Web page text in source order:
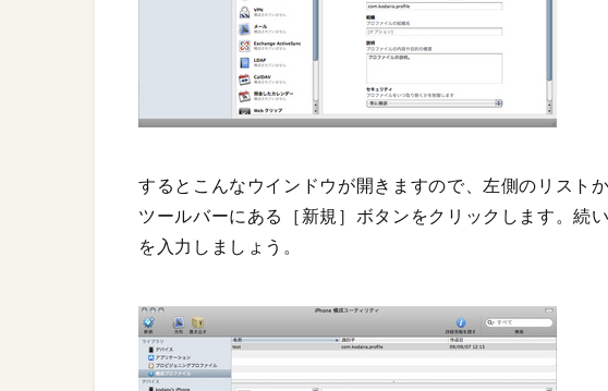
するとこんなウインドウが開きますので、左側のリスト
ツールバーにある［新規］ボタンをクリックします。続
を入力しましょう。